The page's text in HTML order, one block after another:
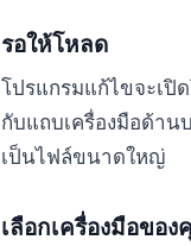
รอให้โหลด
โปรแกรมแก้ไขจะเ
กับแถบเครื่องมือด้าน
เป็นไฟล์ขนาดใหญ่
เลือกเครื่องมือขอ